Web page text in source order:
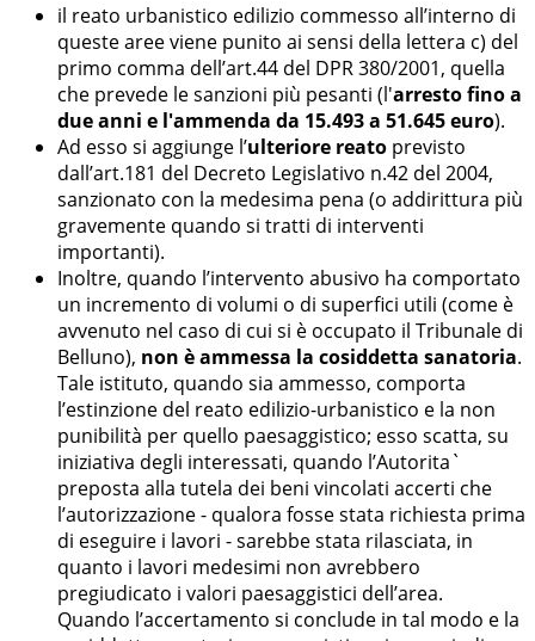
il reato urbanistico edilizio commesso all’interno di
queste aree viene punito ai sensi della lettera c) del
primo comma dell’art.44 del DPR 380/2001, quella
che prevede le sanzioni più pesanti (l'arresto fino a
due anni e l'ammenda da 15.493 a 51.645 euro).
Ad esso si aggiunge l’ulteriore reato previsto
dall’art.181 del Decreto Legislativo n.42 del 2004,
sanzionato con la medesima pena (o addirittura più
gravemente quando si tratti di interventi
importanti).
Inoltre, quando l’intervento abusivo ha comportato
un incremento di volumi o di superfici utili (come è
avvenuto nel caso di cui si è occupato il Tribunale di
Belluno), non è ammessa la cosiddetta sanatoria.
Tale istituto, quando sia ammesso, comporta
l’estinzione del reato edilizio-urbanistico e la non
punibilità per quello paesaggistico; esso scatta, su
iniziativa degli interessati, quando l’Autorita`
preposta alla tutela dei beni vincolati accerti che
l’autorizzazione - qualora fosse stata richiesta prima
di eseguire i lavori - sarebbe stata rilasciata, in
quanto i lavori medesimi non avrebbero
pregiudicato i valori paesaggistici dell’area.
Quando l’accertamento si conclude in tal modo e la